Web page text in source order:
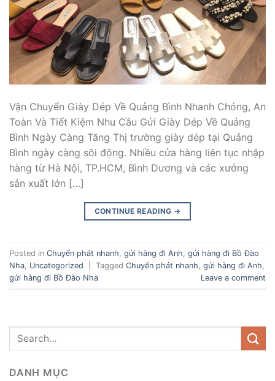
Vận Chuyển Giày Dép Về Quảng Bình Nhanh Chóng, An
Toàn Và Tiết Kiệm Nhu Cầu Gửi Giày Dép Về Quảng
Bình Ngày Càng Tăng Thị trường giày dép tại Quảng
Bình ngày càng sôi động. Nhiều cửa hàng liên tục nhập
hàng từ Hà Nội, TP.HCM, Bình Dương và các xưởng
sản xuất lớn […]
CONTINUE READING →
Posted in Chuyển phát nhanh gửi hàng đi Anh gửi hàng đi Bồ Đào
Nha Uncategorized Tagged Chuyển phát nhanh gửi hàng đi Anh
gửi hàng đi Bồ Đào Nha
Leave a comment
DANH MỤC